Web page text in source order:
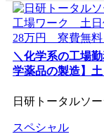
＼化学系の工場
学薬品の製造】
日研トータルソ
スペシャル